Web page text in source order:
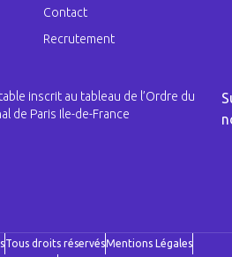
Contact
Recrutement
inscrit au tableau de l’Ordre du
de Paris Ile-de-France
Tous droits réservésMentions Légales